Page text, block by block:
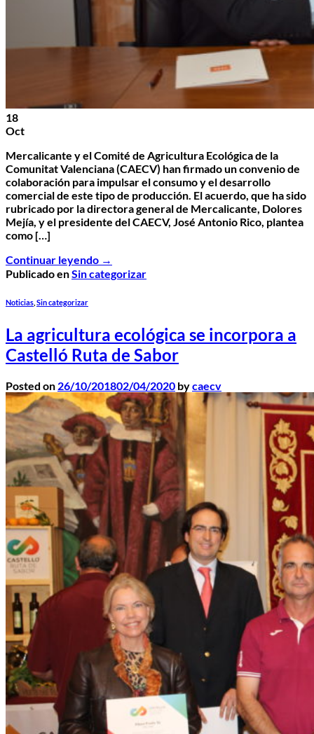
18
Oct
Mercalicante y el Comité de Agricultura Ecológica de la
Comunitat Valenciana (CAECV) han firmado un convenio de
colaboración para impulsar el consumo y el desarrollo
comercial de este tipo de producción. El acuerdo, que ha sido
rubricado por la directora general de Mercalicante, Dolores
Mejía, y el presidente del CAECV, José Antonio Rico, plantea
como […]
Continuar leyendo →
Publicado enSin categorizar
Noticias Sin categorizar
La agricultura ecológica se incorpora a
Castelló Ruta de Sabor
Posted on 26/10/201802/04/2020 bycaecv